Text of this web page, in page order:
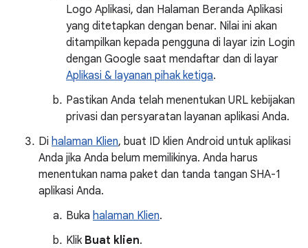
Logo Aplikasi, dan Halaman Beranda Aplikasi
yang ditetapkan dengan benar. Nilai ini akan
ditampilkan kepada pengguna di layar izin Login
dengan Google saat mendaftar dan di layar
Aplikasi & layanan pihak ketiga.
Pastikan Anda telah menentukan URL kebijakan
privasi dan persyaratan layanan aplikasi Anda.
Di halaman Klien, buat ID klien Android untuk aplikasi
Anda jika Anda belum memilikinya. Anda harus
menentukan nama paket dan tanda tangan SHA-1
aplikasi Anda.
Buka halaman Klien.
Klik Buat klien.